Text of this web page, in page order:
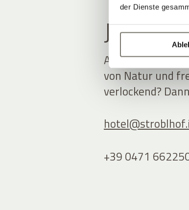
der Dienste
Arbeiten im
von Natur und
verlockend?
hotel@
+39 0471